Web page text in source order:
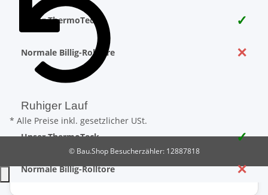
Unser ThermoTeck ✓
Normale Billig-Rolltore ✕
Ruhiger Lauf
Unser ThermoTeck ✓
Normale Billig-Rolltore ✕
* Alle Preise inkl. gesetzlicher USt.
© Bau.ShopBesucherzähler: 12887818